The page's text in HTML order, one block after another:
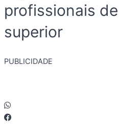
profissionais
superior
PUBLICIDADE